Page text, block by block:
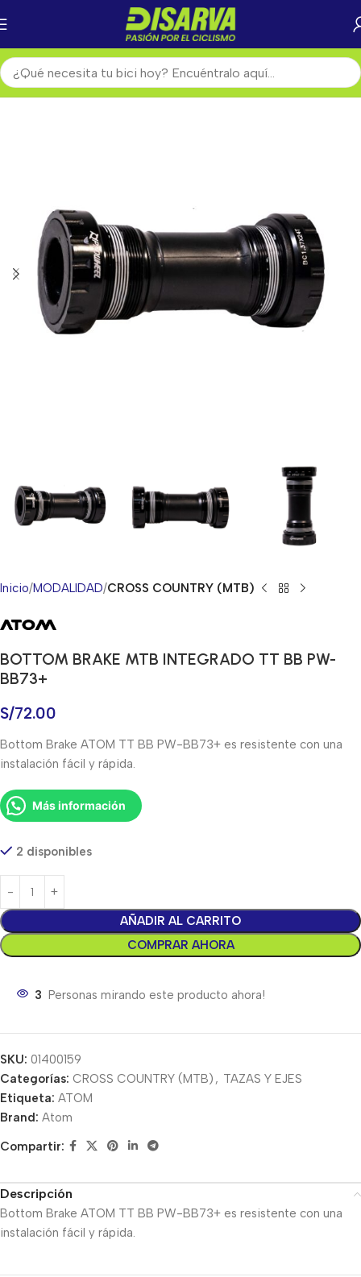
Inicio MODALIDAD CROSS COUNTRY (MTB)
BOTTOM BRAKE MTB INTEGRADO TT BB PW-
BB73+
S/72.00
Bottom Brake ATOM TT BB PW-BB73+ es resistente con una
instalación fácil y rápida.
Más información
2 disponibles
AÑADIR AL CARRITO
COMPRAR AHORA
3 Personas mirando este producto ahora!
SKU: 01400159
Categorías: CROSS COUNTRY (MTB) , TAZAS Y EJES
Etiqueta: ATOM
Brand: Atom
Compartir:
Descripción
Bottom Brake ATOM TT BB PW-BB73+ es resistente con una
instalación fácil y rápida.